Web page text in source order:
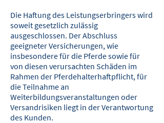
Die Haftung des Leistungserbringers wird
soweit gesetzlich zulässig
ausgeschlossen. Der Abschluss
geeigneter Versicherungen, wie
insbesondere für die Pferde sowie für
von diesen verursachten Schäden im
Rahmen der Pferdehalterhaftpflicht, für
die Teilnahme an
Weiterbildungsveranstaltun­gen oder
Versandrisiken liegt in der Verantwortung
des Kunden.